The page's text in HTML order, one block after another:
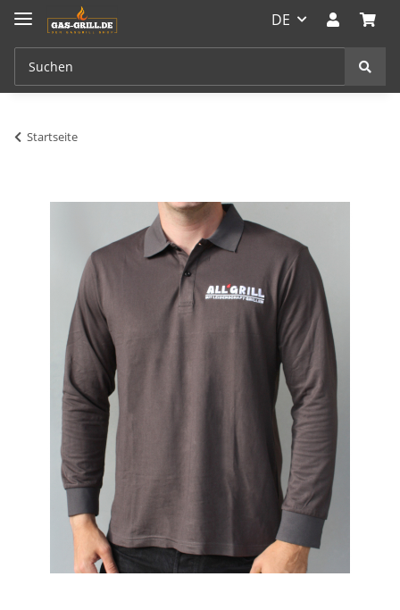
DE
Startseite